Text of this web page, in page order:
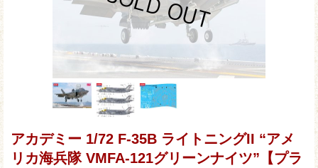
アカデミー 1/72 F-35B ライトニングII “アメ
リカ海兵隊 VMFA-121グリーンナイツ”【プラ